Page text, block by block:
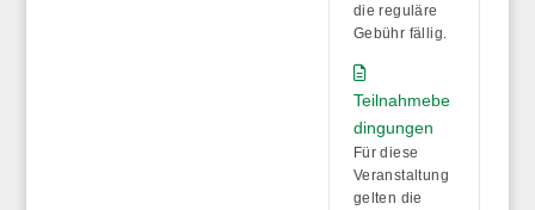
die reguläre
Gebühr fällig
Teilnahmebe
dingungen
Für diese
Veranstaltung
gelten die